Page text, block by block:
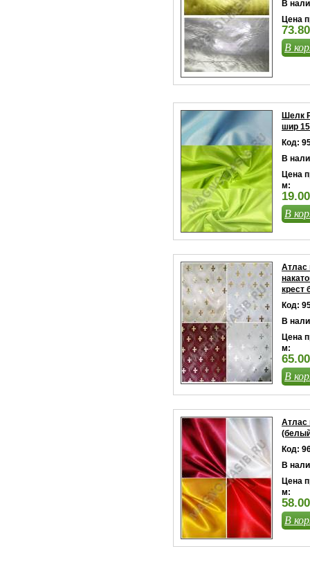
В
Цена
В
Шелк
шир
Код:
В
Цена
м:
В
Атлас
крест
Код:
В
Цена
м:
В
Атлас
Код:
В
Цена
м:
В